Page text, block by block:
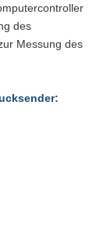
des
Messung des
: